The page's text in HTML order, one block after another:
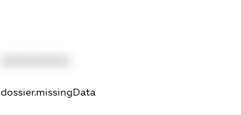
dossier.missingData